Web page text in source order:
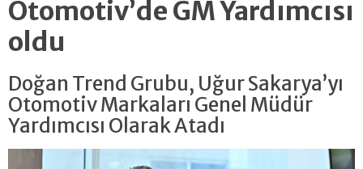
Otomotiv’de GM Yardımcısı
oldu
Doğan Trend Grubu, Uğur Sakarya’yı
Otomotiv Markaları Genel Müdür
Yardımcısı Olarak Atadı